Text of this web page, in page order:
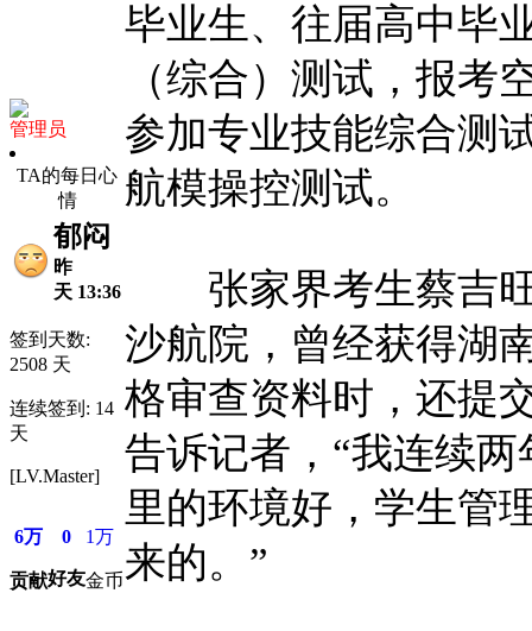
管理员
TA的每日心
情
郁闷
昨
天 13:36
签到天数:
2508 天
连续签到: 14
天
[LV.Master]
6万
贡献
0
好友
1万
金币
毕业生、往届高中毕
（综合）测试，报考
参加专业技能综合测
航模操控测试。
张家界考生蔡吉旺
沙航院，曾经获得湖
格审查资料时，还提
告诉记者，“我连续
里的环境好，学生管
来的。”